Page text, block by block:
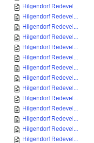
Hilgendorf Redevel...
Hilgendorf Redevel...
Hilgendorf Redevel...
Hilgendorf Redevel...
Hilgendorf Redevel...
Hilgendorf Redevel...
Hilgendorf Redevel...
Hilgendorf Redevel...
Hilgendorf Redevel...
Hilgendorf Redevel...
Hilgendorf Redevel...
Hilgendorf Redevel...
Hilgendorf Redevel...
Hilgendorf Redevel...